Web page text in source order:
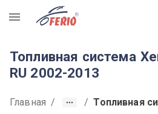
R
Топливная система
RU 2002-2013
Главная / / Топливная